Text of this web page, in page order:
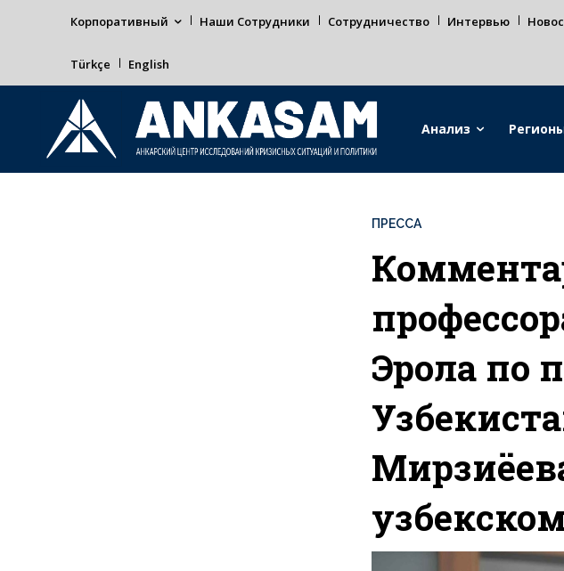
Корпоративный Наши Сотрудники Сотрудничество Интервью
Türkçe English
Анализ
ПРЕССА
Эрола по